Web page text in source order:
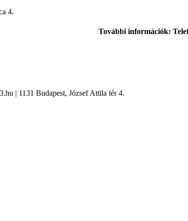
4.
További információk:
| 1131 Budapest, József Attila tér 4.